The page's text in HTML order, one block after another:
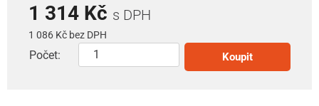
1 314 Kč s DPH
1 086 Kč bez DPH
Počet: Koupit